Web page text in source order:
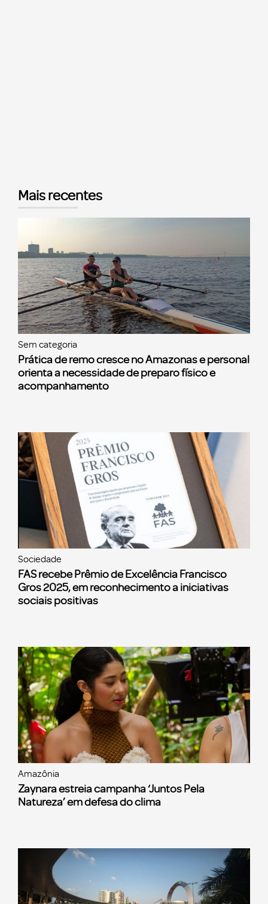
Mais recentes
Sem categoria
Prática de remo cresce no Amazonas e personal
orienta a necessidade de preparo físico e
acompanhamento
Sociedade
FAS recebe Prêmio de Excelência Francisco
Gros 2025, em reconhecimento a iniciativas
sociais positivas
Amazônia
Zaynara estreia campanha ‘Juntos Pela
Natureza’ em defesa do clima